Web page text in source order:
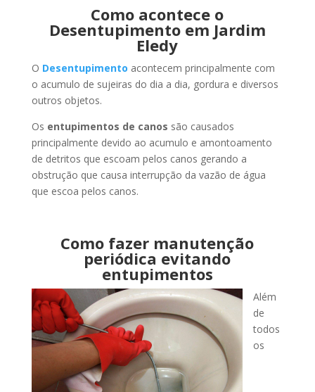
Como acontece o
Desentupimento em Jardim
Eledy
O Desentupimento acontecem principalmente com
o acumulo de sujeiras do dia a dia, gordura e diversos
outros objetos.
Os entupimentos de canos são causados
principalmente devido ao acumulo e amontoamento
de detritos que escoam pelos canos gerando a
obstrução que causa interrupção da vazão de água
que escoa pelos canos.
Como fazer manutenção
periódica evitando
entupimentos
Além
de
todos
os